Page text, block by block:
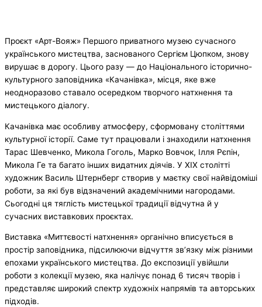
Проєкт «Арт-Вояж» Першого приватного музею сучасного
українського мистецтва, заснованого Сергієм Цюпком, знову
вирушає в дорогу. Цього разу — до Національного історично-
культурного заповідника «Качанівка», місця, яке вже
неодноразово ставало осередком творчого натхнення та
мистецького діалогу.
Качанівка має особливу атмосферу, сформовану століттями
культурної історії. Саме тут працювали і знаходили натхнення
Тарас Шевченко, Микола Гоголь, Марко Вовчок, Ілля Рєпін,
Микола Ге та багато інших видатних діячів. У ХІХ столітті
художник Василь Штернберг створив у маєтку свої найвідоміші
роботи, за які був відзначений академічними нагородами.
Сьогодні ця тяглість мистецької традиції відчутна й у
сучасних виставкових проєктах.
Виставка «Миттєвості натхнення» органічно вписується в
простір заповідника, підсилюючи відчуття зв’язку між різними
епохами українського мистецтва. До експозиції увійшли
роботи з колекції музею, яка налічує понад 6 тисяч творів і
представляє широкий спектр художніх напрямів та авторських
підходів.